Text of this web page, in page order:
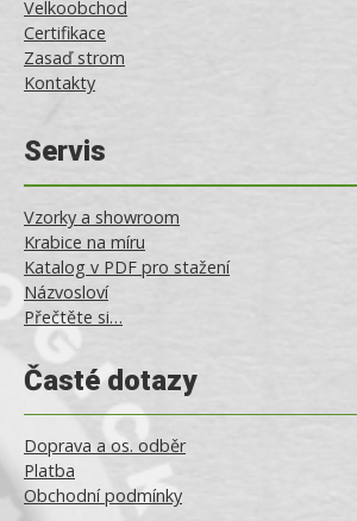
Velkoobchod
Certifikace
Zasaď strom
Kontakty
Servis
Vzorky a showroom
Krabice na míru
Katalog v PDF pro stažení
Názvosloví
Přečtěte si…
Časté dotazy
Doprava a os. odběr
Platba
Obchodní podmínky